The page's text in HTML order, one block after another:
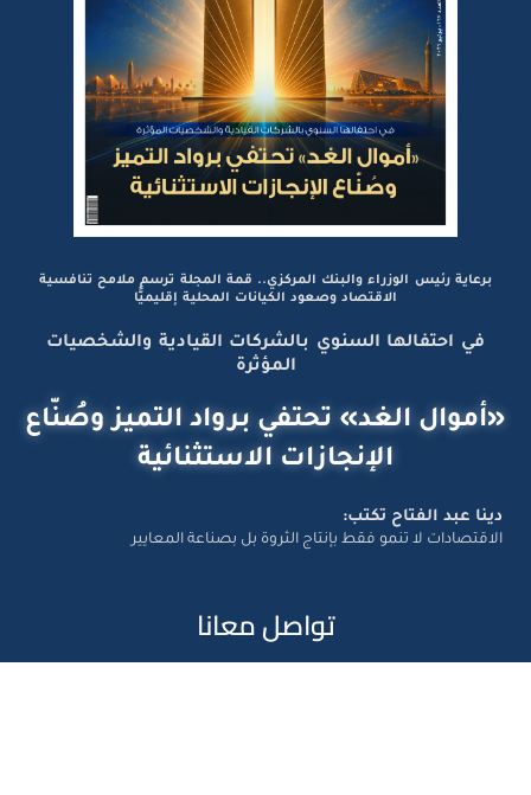
برعاية رئيس الوزراء والبنك المركزي.. قمة المجلة ترسم ملامح تنافسية
الاقتصاد وصعود الكيانات المحلية إقليميًّا
في احتفالها السنوي بالشركات القيادية والشخصيات
المؤثرة
«أموال الغد» تحتفي برواد التميز وصُنّاع
الإنجازات الاستثنائية
دينا عبد الفتاح تكتب:
الاقتصادات لا تنمو فقط بإنتاج الثروة بل بصناعة المعايير
تواصل معانا